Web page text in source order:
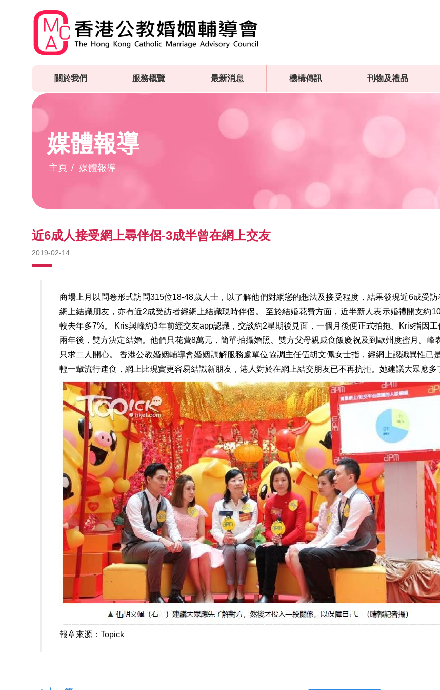
關於我們 服務概覽 最新消息 機構傳訊 刊物及禮品
媒體報導
主頁 媒體報導
近6成人接受網上尋伴侶-3成半曾在網上交友
2019-02-14
商場上月以問卷形式訪問315位18-48歲人士，以了解他們對網戀的想法及接受程度，結果發現近6成受
網上結識朋友，亦有近2成受訪者經網上結識現時伴侶。 至於結婚花費方面，近半新人表示婚禮開支約
較去年多7%。 Kris與峰約3年前經交友app認識，交談約2星期後見面，一個月後便正式拍拖。Kris指因
兩年後，雙方決定結婚。他們只花費8萬元，簡單拍攝婚照、雙方父母親戚食飯慶祝及到歐州度蜜月。峰
只求二人開心。 香港公教婚姻輔導會婚姻調解服務處單位協調主任伍胡文佩女士指，經網上認識異性
輕一輩流行速食，網上比現實更容易結識新朋友，港人對於在網上結交朋友已不再抗拒。她建議大眾應多
報章來源： Topick